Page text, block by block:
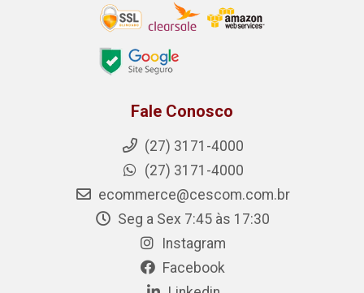
Fale Conosco
(27) 3171-4000
(27) 3171-4000
ecommerce@cescom.com.br
Seg a Sex 7:45 às 17:30
Instagram
Facebook